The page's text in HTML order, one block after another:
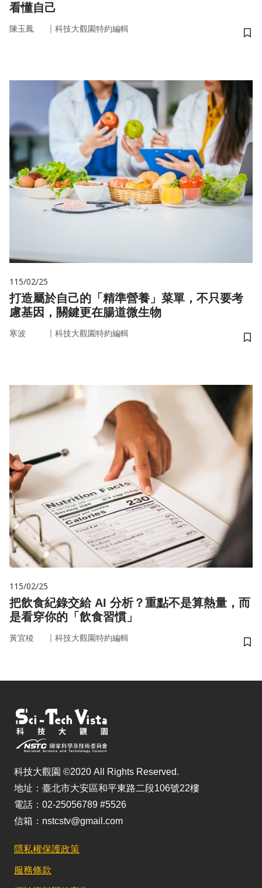
看懂自己
陳玉鳳 ｜ 科技大觀園特約編輯
儲
115/02/25
打造屬於自己的「精準營養」菜單，不只要考
慮基因，關鍵更在腸道微生物
寒波 ｜ 科技大觀園特約編輯
儲
115/02/25
把飲食紀錄交給 AI 分析？重點不是算熱量，而
是看穿你的「飲食習慣」
黃宜稜 ｜ 科技大觀園特約編輯
儲
科技大觀園 ©2020 All Rights Reserved.
地址：臺北市大安區和平東路二段106號22樓
電話：02-25056789 #5526
信箱：nstcstv@gmail.com
隱私權保護政策
服務條款